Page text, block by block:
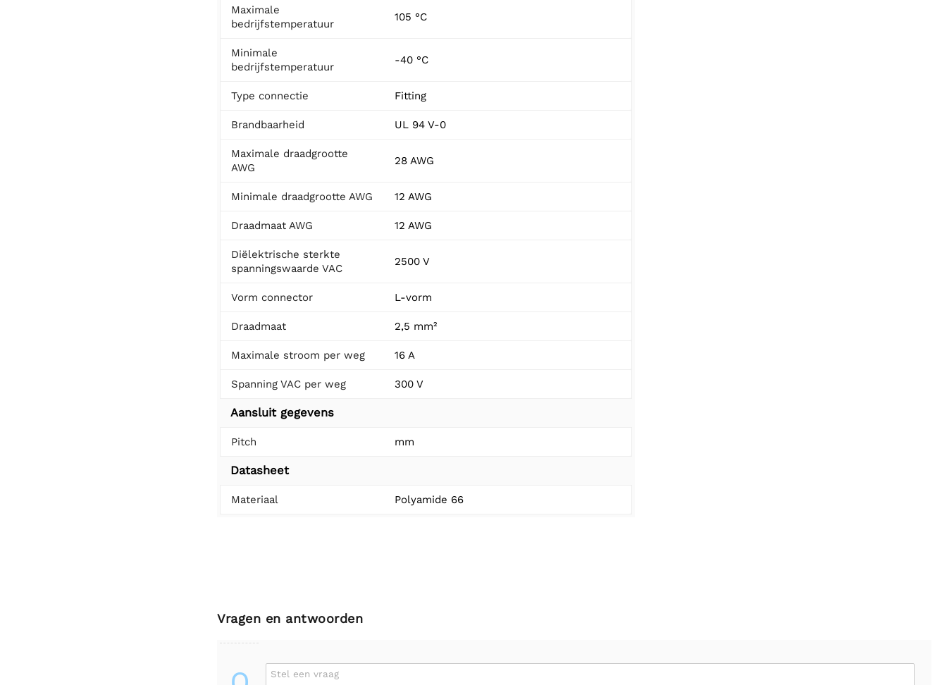
Maximale
bedrijfstemperatuur
105 °C
Minimale
bedrijfstemperatuur
-40 °C
Type connectie Fitting
Brandbaarheid UL 94 V-0
Maximale draadgrootte
AWG
28 AWG
Minimale draadgrootte AWG 12 AWG
Draadmaat AWG 12 AWG
Diëlektrische sterkte
spanningswaarde VAC
2500 V
Vorm connector L-vorm
Draadmaat 2,5 mm²
Maximale stroom per weg 16 A
Spanning VAC per weg 300 V
Aansluit gegevens
Pitch mm
Datasheet
Materiaal Polyamide 66
Vragen en antwoorden
Stel een vraag